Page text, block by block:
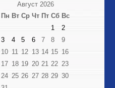
Август 2026
Пн Вт Ср Чт Пт Сб Вс
1
2
3
4 5 6 7 8
9
10 11 12 13 14 15 16
17 18 19 20 21 22 23
24 25 26 27 28 29 30